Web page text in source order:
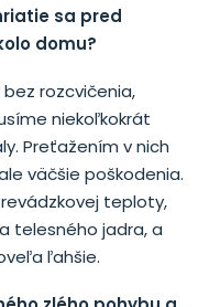
sa pred
domu?
rozcvičenia,
niekoľkokrát
Preťažením v nich
väčšie poškodenia.
teploty,
telesného jadra, a
ľahšie.